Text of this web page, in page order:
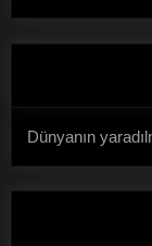
Dünyanın